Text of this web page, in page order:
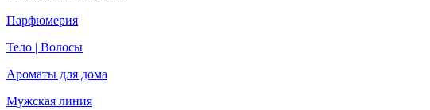
Парфюмерия
Тело | Волосы
Ароматы для дома
Мужская линия